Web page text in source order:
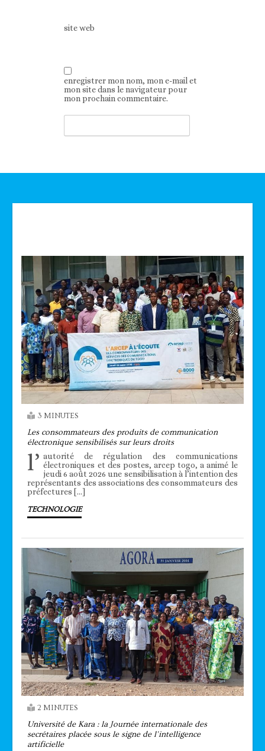
site web
enregistrer mon nom, mon e-mail et
mon site dans le navigateur pour
mon prochain commentaire.
3 MINUTES
Les consommateurs des produits de communication
électronique sensibilisés sur leurs droits
l’ autorité de régulation des communications
électroniques et des postes, arcep togo, a animé le
jeudi 6 août 2026 une sensibilisation à l’intention des
représentants des associations des consommateurs des
préfectures […]
TECHNOLOGIE
2 MINUTES
Université de Kara : la Journée internationale des
secrétaires placée sous le signe de l’intelligence
artificielle